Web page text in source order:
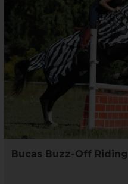
Bucas Buzz-Off